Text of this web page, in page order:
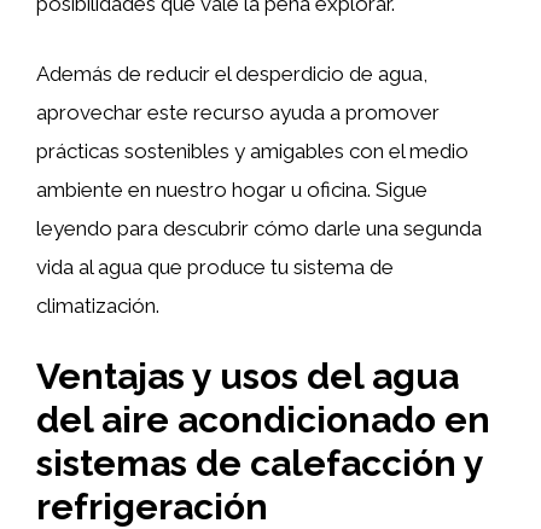
Además de reducir el desperdicio de agua,
aprovechar este recurso ayuda a promover
prácticas sostenibles y amigables con el medio
ambiente en nuestro hogar u oficina. Sigue
leyendo para descubrir cómo darle una segunda
vida al agua que produce tu sistema de
climatización.
Ventajas y usos del agua
del aire acondicionado en
sistemas de calefacción y
refrigeración